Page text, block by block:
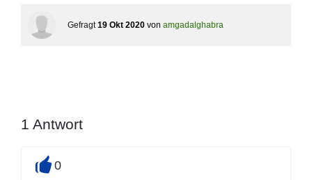
Gefragt 19 Okt 2020 von amgadalghabra
1 Antwort
0